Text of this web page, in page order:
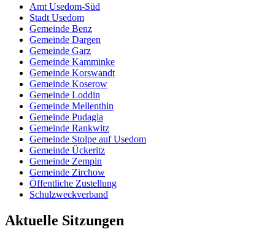
Amt Usedom-Süd
Stadt Usedom
Gemeinde Benz
Gemeinde Dargen
Gemeinde Garz
Gemeinde Kamminke
Gemeinde Korswandt
Gemeinde Koserow
Gemeinde Loddin
Gemeinde Mellenthin
Gemeinde Pudagla
Gemeinde Rankwitz
Gemeinde Stolpe auf Usedom
Gemeinde Ückeritz
Gemeinde Zempin
Gemeinde Zirchow
Öffentliche Zustellung
Schulzweckverband
Aktuelle Sitzungen